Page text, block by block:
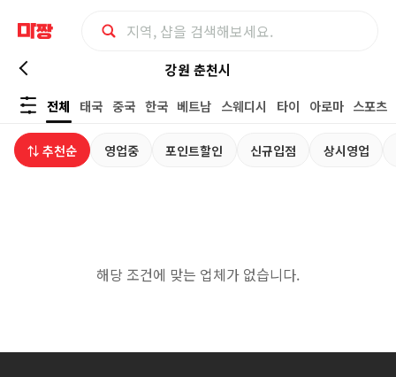
강
원
춘
강원 춘천시
전체
태국 중국 한국 베트남 스웨디시 타이 아로마 스포츠
⇅ 추천순 영업중 포인트할인 신규입점 상시영업
해당 조건에 맞는 업체가 없습니다.